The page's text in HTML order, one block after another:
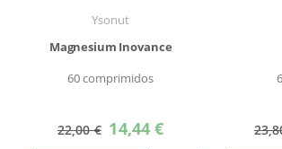
Ysonut
Magnesium Inovance
60 comprimidos
22,00 € Precio
especial
14,44 €